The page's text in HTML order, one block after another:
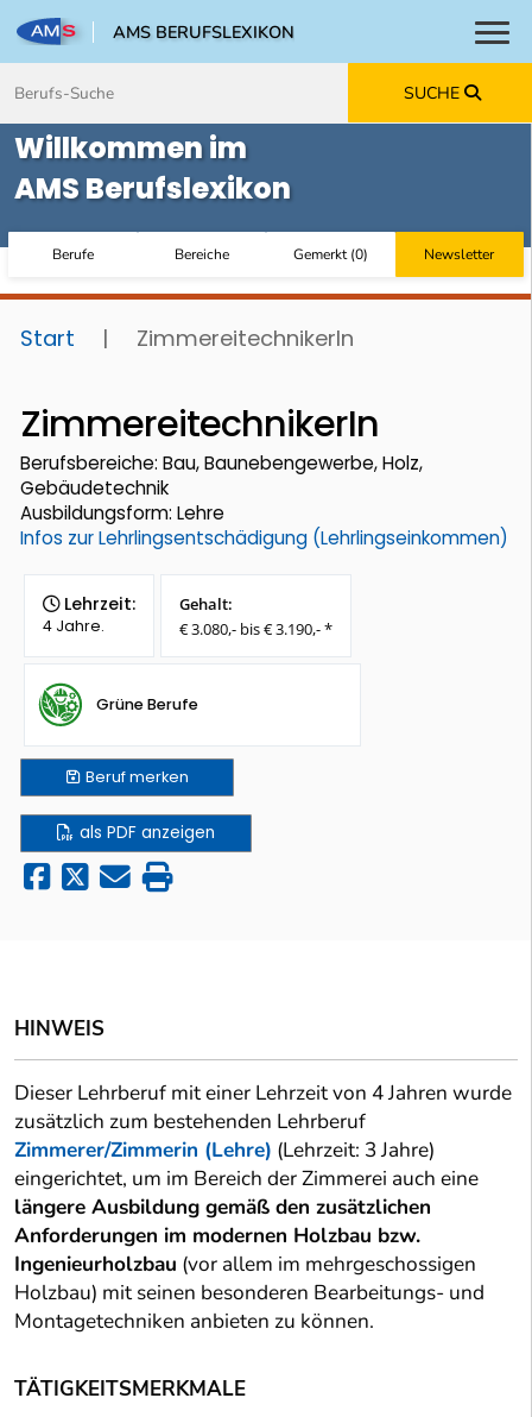
AMS BERUFSLEXIKON
SUCHE
Willkommen im
AMS Berufslexikon
Berufe Bereiche Gemerkt(0) Newsletter
Start | ZimmereitechnikerIn
ZimmereitechnikerIn
Berufsbereiche: Bau, Baunebengewerbe, Holz,
Gebäudetechnik
Ausbildungsform: Lehre
Infos zur Lehrlingsentschädigung (Lehrlingseinkommen)
Lehrzeit:
4 Jahre.
Gehalt:
€ 3.080,- bis € 3.190,- *
Grüne Berufe
Berufmerken
als PDF anzeigen
HINWEIS
Dieser Lehrberuf mit einer Lehrzeit von 4 Jahren wurde
zusätzlich zum bestehenden Lehrberuf
Zimmerer/Zimmerin (Lehre) (Lehrzeit: 3 Jahre)
eingerichtet, um im Bereich der Zimmerei auch eine
längere Ausbildung gemäß den zusätzlichen
Anforderungen im modernen Holzbau bzw.
Ingenieurholzbau (vor allem im mehrgeschossigen
Holzbau) mit seinen besonderen Bearbeitungs- und
Montagetechniken anbieten zu können.
TÄTIGKEITSMERKMALE